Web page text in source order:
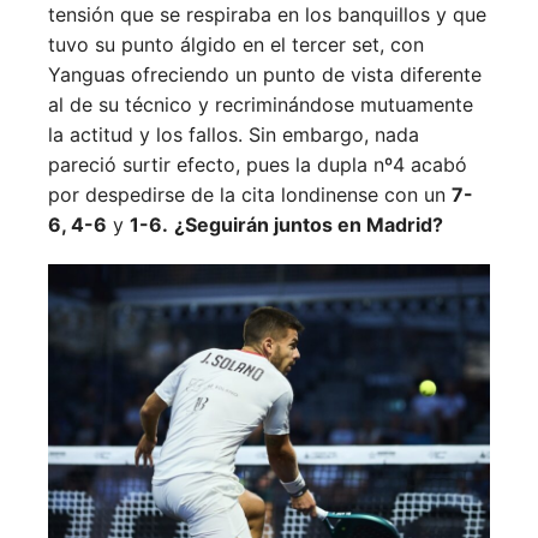
tensión que se respiraba en los banquillos y que
tuvo su punto álgido en el tercer set, con
Yanguas ofreciendo un punto de vista diferente
al de su técnico y recriminándose mutuamente
la actitud y los fallos. Sin embargo, nada
pareció surtir efecto, pues la dupla nº4 acabó
por despedirse de la cita londinense con un 7-
6, 4-6 y 1-6. ¿Seguirán juntos en Madrid?